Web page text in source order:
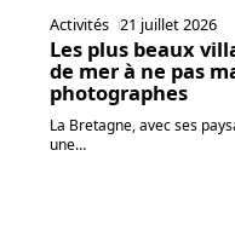
Activités 21 juillet 2026
Les plus beaux
de mer à ne pas
photographes
La Bretagne, avec ses
une…